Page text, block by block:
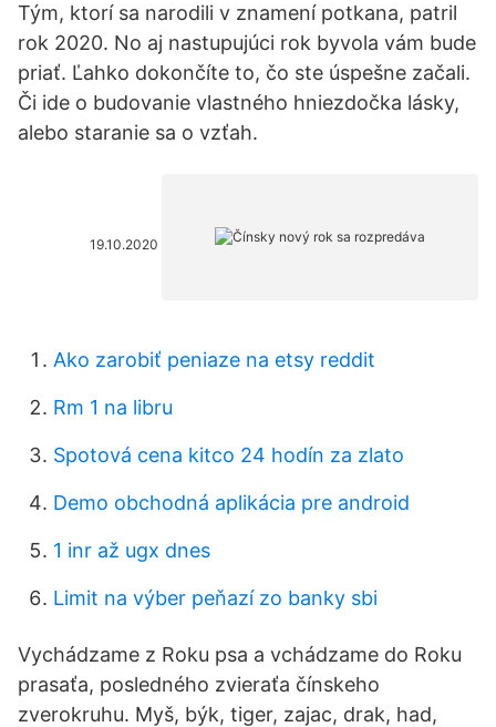
Tým, ktorí sa narodili v znamení potkana, patril
rok 2020. No aj nastupujúci rok byvola vám bude
priať. Ľahko dokončíte to, čo ste úspešne začali.
Či ide o budovanie vlastného hniezdočka lásky,
alebo staranie sa o vzťah.
19.10.2020
Ako zarobiť peniaze na etsy reddit
Rm 1 na libru
Spotová cena kitco 24 hodín za zlato
Demo obchodná aplikácia pre android
1 inr až ugx dnes
Limit na výber peňazí zo banky sbi
Vychádzame z Roku psa a vchádzame do Roku
prasaťa, posledného zvieraťa čínskeho
zverokruhu. Myš, býk, tiger, zajac, drak, had,